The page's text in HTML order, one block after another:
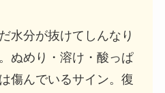
水分が抜けてしんなり
ぬめり・溶け・酸っぱ
傷んでいるサイン。復